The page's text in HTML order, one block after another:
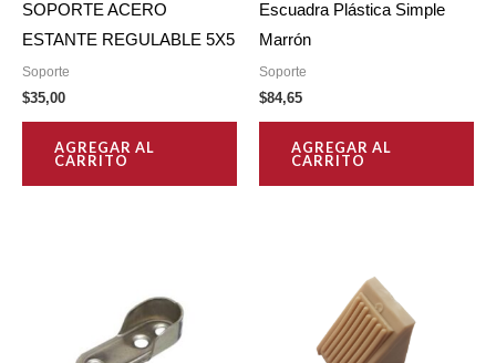
SOPORTE ACERO
ESTANTE REGULABLE 5X5
Soporte
$35,00
AGREGAR AL
CARRITO
Escuadra Plástica Simple
Marrón
Soporte
$84,65
AGREGAR AL
CARRITO